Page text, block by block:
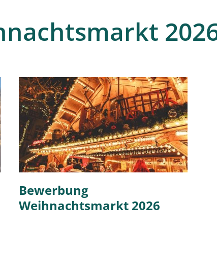
Bewerbung
Weihnachtsmarkt 2026